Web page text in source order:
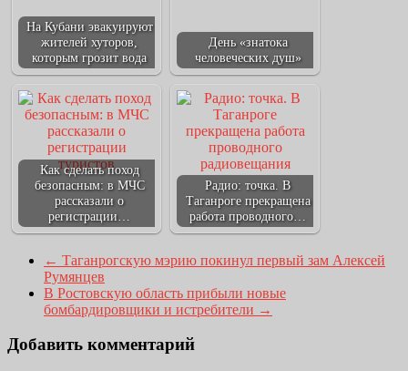
На Кубани эвакуируют
жителей хуторов,
которым грозит вода
День «знатока
человеческих душ»
Как сделать поход
безопасным: в МЧС
рассказали о
регистрации…
Радио: точка. В
Таганроге прекращена
работа проводного…
← Таганрогскую мэрию покинул первый зам Алексей
Румянцев
В Ростовскую область прибыли новые
бомбардировщики и истребители →
Добавить комментарий